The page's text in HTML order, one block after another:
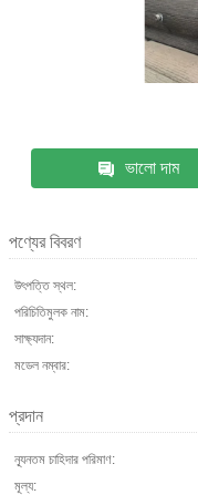
ভালো দাম
পণ্যের বিবরণ
উৎপত্তি স্থল:
পরিচিতিমুলক নাম:
সাক্ষ্যদান:
মডেল নম্বার:
প্রদান
ন্যূনতম চাহিদার পরিমাণ:
মূল্য: